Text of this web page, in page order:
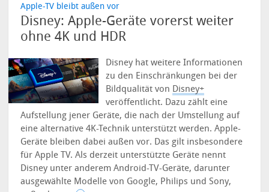
Apple-TV bleibt außen vor
Disney: Apple-Geräte vorerst weiter
ohne 4K und HDR
Disney hat weitere Informationen
zu den Einschränkungen bei der
Bildqualität von Disney+
veröffentlicht. Dazu zählt eine
Aufstellung jener Geräte, die nach der Umstellung auf
eine alternative 4K-Technik unterstützt werden. Apple-
Geräte bleiben dabei außen vor. Das gilt insbesondere
für Apple TV. Als derzeit unterstützte Geräte nennt
Disney unter anderem Android-TV-Geräte, darunter
ausgewählte Modelle von Google, Philips und Sony,